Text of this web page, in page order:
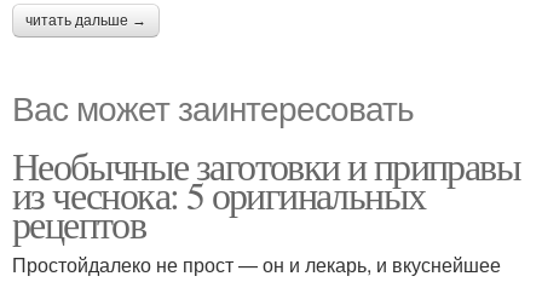
читать дальше →
Вас может заинтересовать
Необычные заготовки и приправы
из чеснока: 5 оригинальных
рецептов
Простойдалеко не прост — он и лекарь, и вкуснейшее